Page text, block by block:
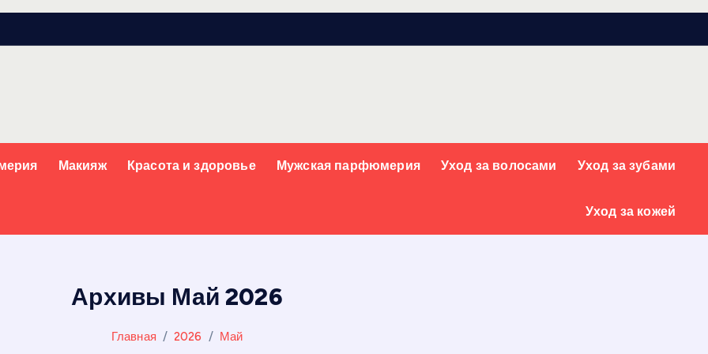
Макияж Красота и здоровье Мужская парфюмерия Уход за волосами Уход за зубами
Уход за кожей
Архивы Май 2026
Главная 2026 Май